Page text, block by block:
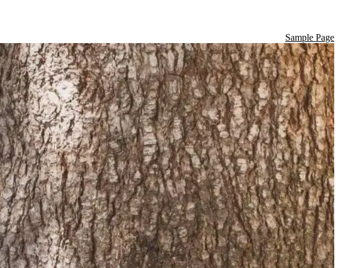
Sample Page